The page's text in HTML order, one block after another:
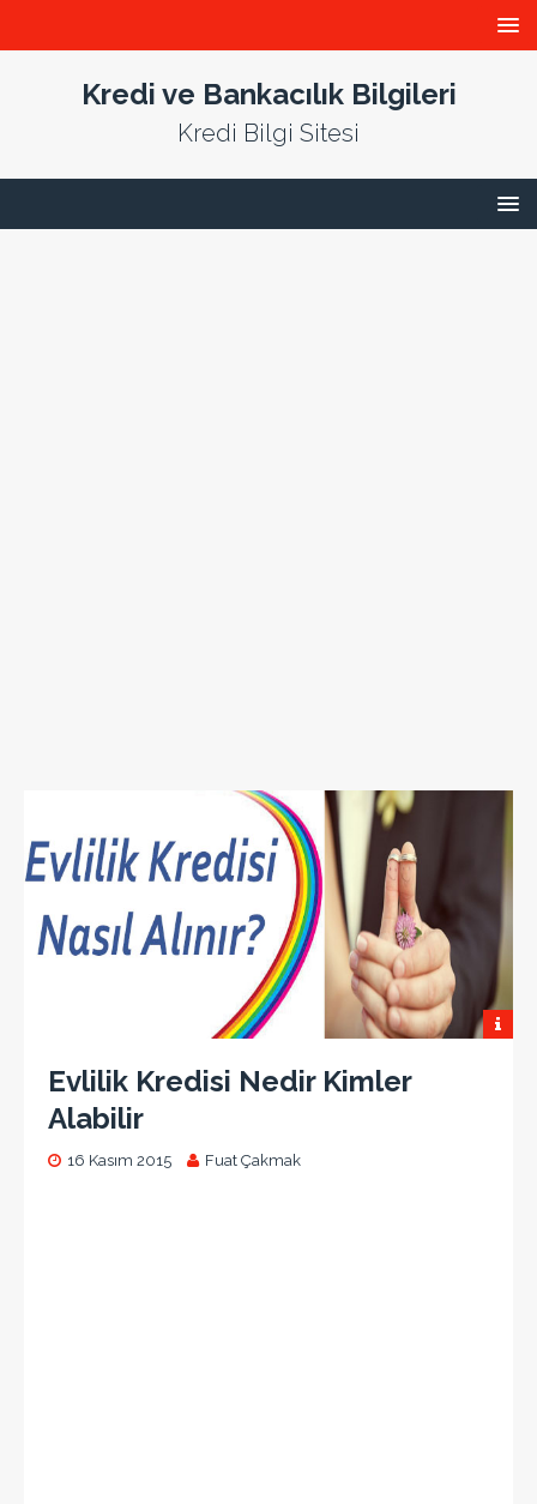
Kredi ve Bankacılık Bilgileri
Kredi Bilgi Sitesi
Evlilik Kredisi Nedir Kimler
Alabilir
16 Kasım 2015 Fuat Çakmak